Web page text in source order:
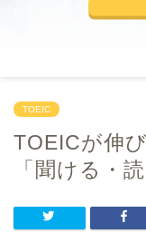
TOEIC
TOEICが伸
「聞ける・